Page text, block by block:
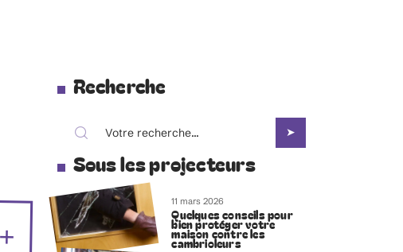
Recherche
Sous les projecteurs
11 mars 2026
Quelques conseils pour
bien protéger votre
maison contre les
cambrioleurs